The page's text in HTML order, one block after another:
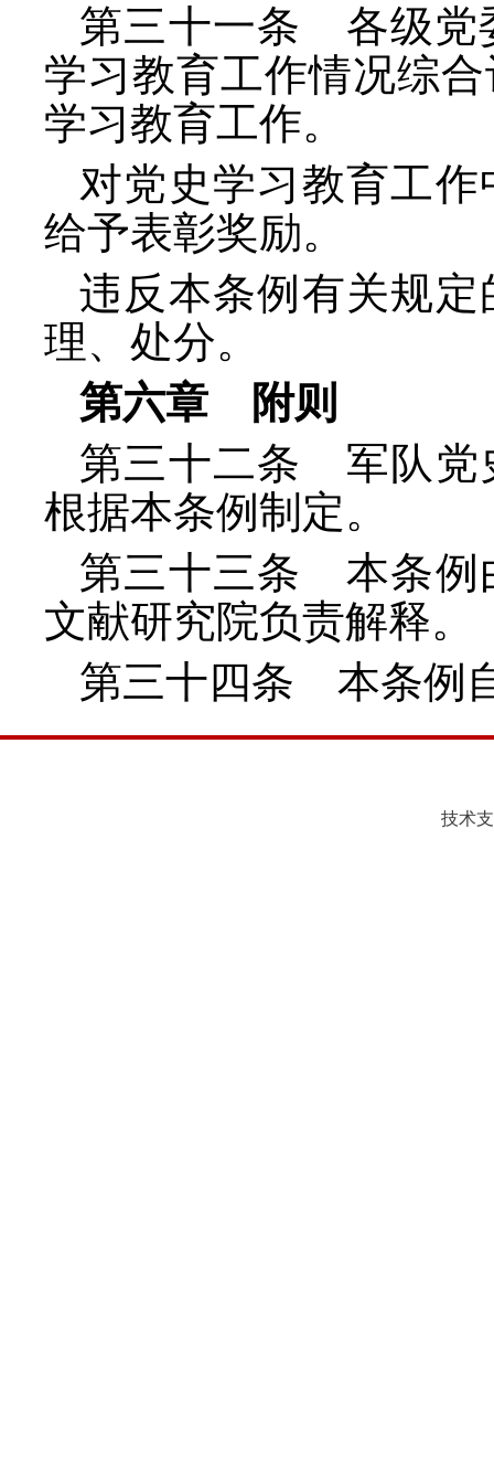
第三十一条 各级党
学习教育工作情况综
学习教育工作。
对党史学习教育工
给予表彰奖励。
违反本条例有关规
理、处分。
第六章 附则
第三十二条 军队党
根据本条例制定。
第三十三条 本条例
文献研究院负责解释。
第三十四条 本条例
技术